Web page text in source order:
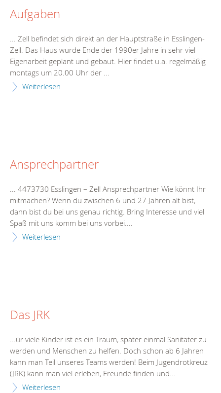
Aufgaben
... Zell befindet sich direkt an der Hauptstraße in Esslingen-
Zell. Das Haus wurde Ende der 1990er Jahre in sehr viel
Eigenarbeit geplant und gebaut. Hier findet u.a. regelmäßig
montags um 20.00 Uhr der ...
Weiterlesen
Ansprechpartner
... 4473730 Esslingen – Zell Ansprechpartner Wie könnt Ihr
mitmachen? Wenn du zwischen 6 und 27 Jahren alt bist,
dann bist du bei uns genau richtig. Bring Interesse und viel
Spaß mit uns komm bei uns vorbei....
Weiterlesen
Das JRK
...ür viele Kinder ist es ein Traum, später einmal Sanitäter zu
werden und Menschen zu helfen. Doch schon ab 6 Jahren
kann man Teil unseres Teams werden! Beim Jugendrotkreuz
(JRK) kann man viel erleben, Freunde finden und...
Weiterlesen